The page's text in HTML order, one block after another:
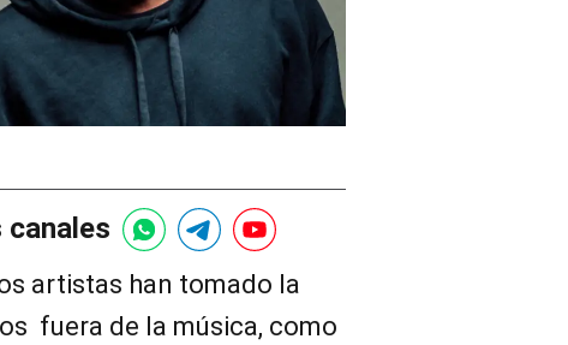
artistas han tomado la
fuera de la música, como